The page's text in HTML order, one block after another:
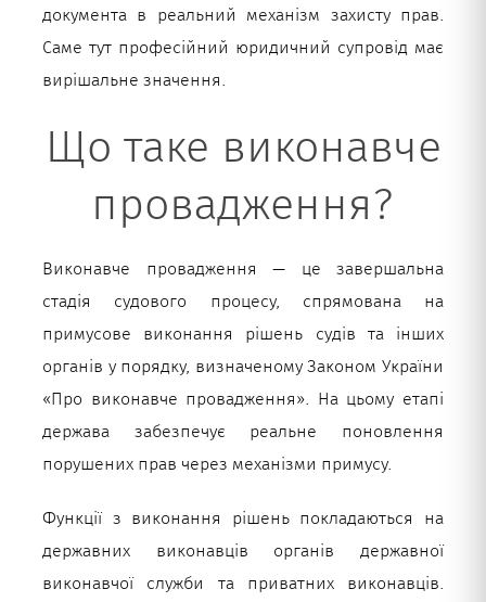
документа в реальний механізм захисту прав.
Саме тут професійний юридичний супровід має
вирішальне значення.
Що таке виконавче
провадження?
Виконавче провадження — це завершальна
стадія судового процесу, спрямована на
примусове виконання рішень судів та інших
органів у порядку, визначеному Законом України
«Про виконавче провадження». На цьому етапі
держава забезпечує реальне поновлення
порушених прав через механізми примусу.
Функції з виконання рішень покладаються на
державних виконавців органів державної
виконавчої служби та приватних виконавців.